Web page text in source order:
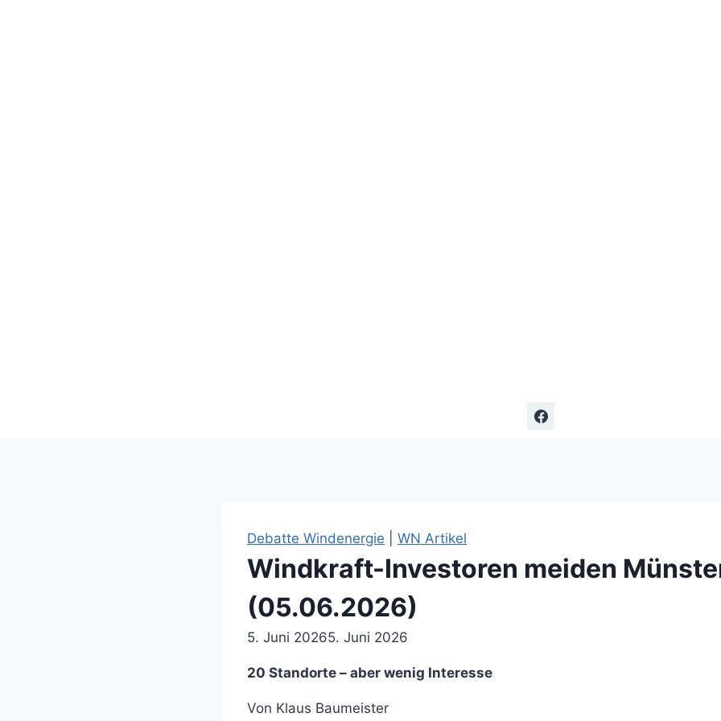
Debatte Windenergie WN Artikel
Windkraft-Investoren meiden
(05.06.2026)
5. Juni 20265. Juni 2026
20 Standorte – aber wenig Interesse
Von Klaus Baumeister